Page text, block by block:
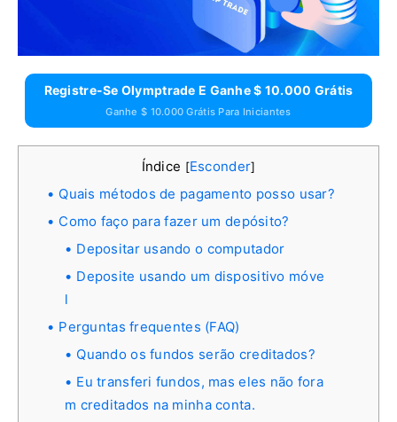
Registre-Se Olymptrade E Ganhe $ 10.000 Grátis
Ganhe $ 10.000 Grátis Para Iniciantes
Índice [Esconder]
Quais métodos de pagamento posso usar?
Como faço para fazer um depósito?
Depositar usando o computador
Deposite usando um dispositivo móve
l
Perguntas frequentes (FAQ)
Quando os fundos serão creditados?
Eu transferi fundos, mas eles não fora
m creditados na minha conta.